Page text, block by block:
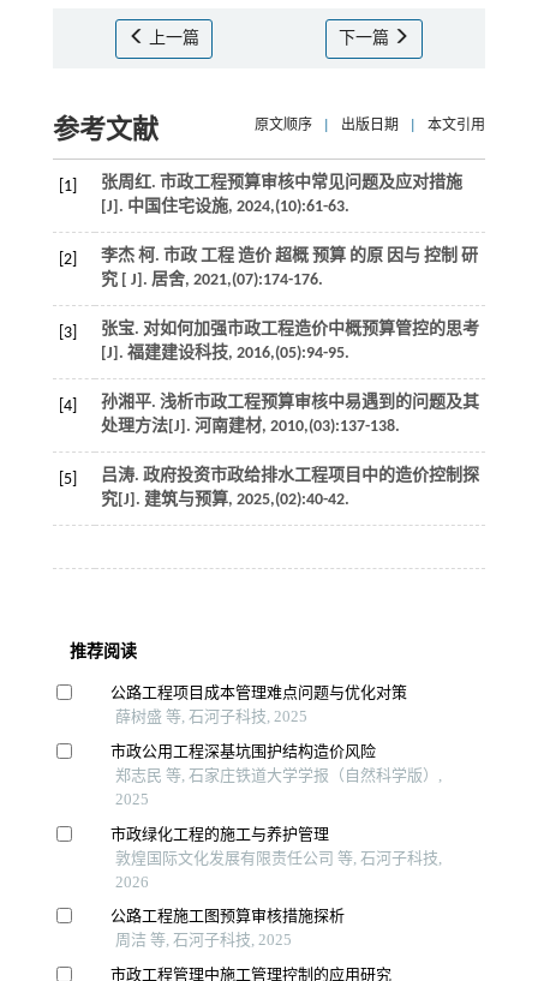
上一篇 下一篇
参考文献 原文顺序 出版日期 本文引用
[1]
张周红. 市政工程预算审核中常见问题及应对措施
[J]. 中国住宅设施, 2024,(10):61-63.
[2]
李杰 柯. 市政 工程 造价 超概 预算 的原 因与 控制 研
究 [ J]. 居舍, 2021,(07):174-176.
[3]
张宝. 对如何加强市政工程造价中概预算管控的思考
[J]. 福建建设科技, 2016,(05):94-95.
[4]
孙湘平. 浅析市政工程预算审核中易遇到的问题及其
处理方法[J]. 河南建材, 2010,(03):137-138.
[5]
吕涛. 政府投资市政给排水工程项目中的造价控制探
究[J]. 建筑与预算, 2025,(02):40-42.